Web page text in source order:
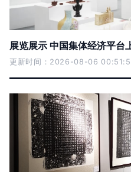
展览展示 中国集体经济平台
更新时间：2026-08-06